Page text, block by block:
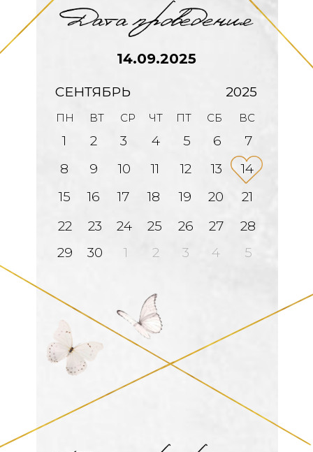
14.09.2025
9
СЕНТЯБРЬ
2
2025
1
8
ПН
2
1
ВС
СБ
ПТ
ЧТ
СР
ВТ
4
3
4
16
5
10
3
11 12 13
14
15
23
17 18 19 20
21
22
30
24 25 26 27
28
29
5 6 7